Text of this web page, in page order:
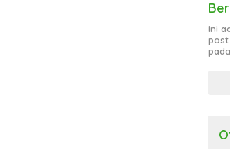
Ini
post